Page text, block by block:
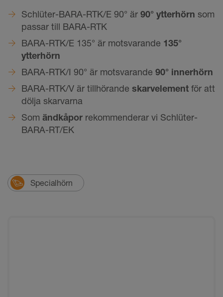
Schlüter-BARA-RTK/E 90° är 90° ytterhörn som
passar till BARA-RTK
BARA-RTK/E 135° är motsvarande 135°
ytterhörn
BARA-RTK/I 90° är motsvarande 90° innerhörn
BARA-RTK/V är tillhörande skarvelement för att
dölja skarvarna
Som ändkåpor rekommenderar vi Schlüter-
BARA-RT/EK
Specialhörn